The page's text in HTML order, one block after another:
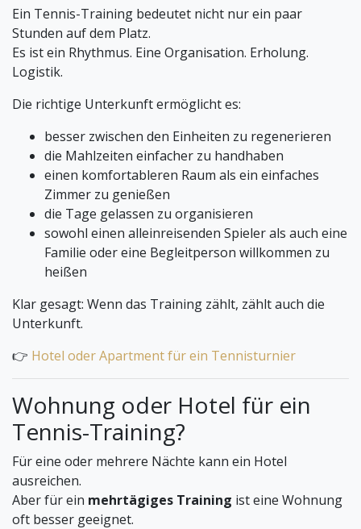
Ein Tennis-Training bedeutet nicht nur ein paar
Stunden auf dem Platz.
Es ist ein Rhythmus. Eine Organisation. Erholung.
Logistik.
Die richtige Unterkunft ermöglicht es:
besser zwischen den Einheiten zu regenerieren
die Mahlzeiten einfacher zu handhaben
einen komfortableren Raum als ein einfaches
Zimmer zu genießen
die Tage gelassen zu organisieren
sowohl einen alleinreisenden Spieler als auch eine
Familie oder eine Begleitperson willkommen zu
heißen
Klar gesagt: Wenn das Training zählt, zählt auch die
Unterkunft.
👉 Hotel oder Apartment für ein Tennisturnier
Wohnung oder Hotel für ein
Tennis-Training?
Für eine oder mehrere Nächte kann ein Hotel
ausreichen.
Aber für ein mehrtägiges Training ist eine Wohnung
oft besser geeignet.